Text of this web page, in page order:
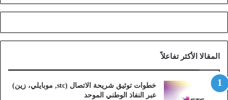
ر
ل
ا
ت
ص
المقالا الأكثر تفاعلاً
خطوات توثيق شريحة الاتصال (stc, موبايلي، زين)
عبر النفاذ الوطني الموحد